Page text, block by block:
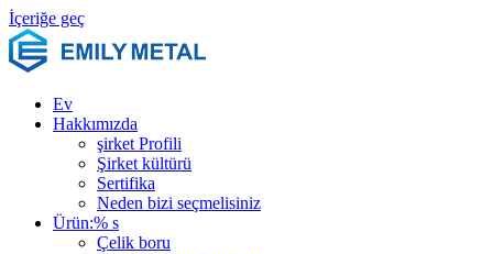
İçeriğe geç
Ev
Hakkımızda
şirket Profili
Şirket kültürü
Sertifika
Neden bizi seçmelisiniz
Ürün:% s
Çelik boru